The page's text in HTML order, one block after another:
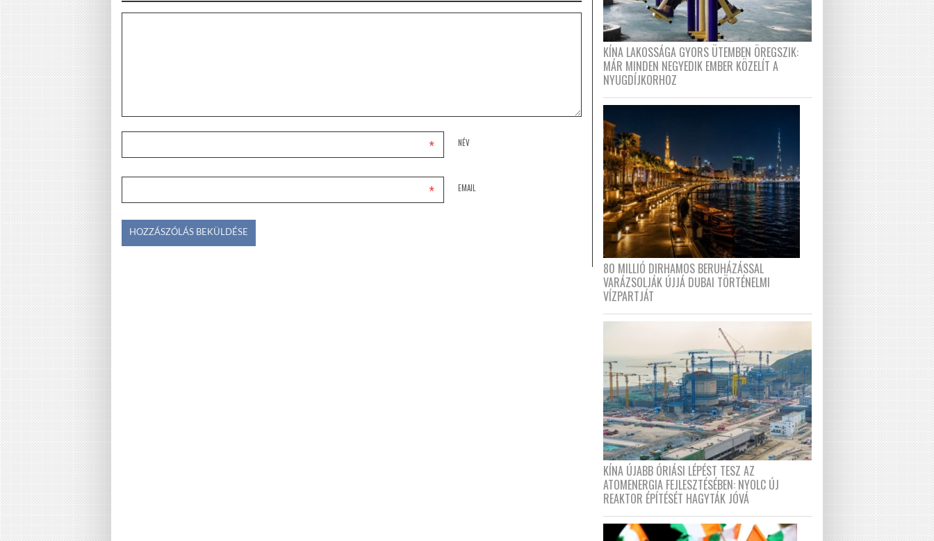
NÉV
*
EMAIL
*
KÍNA LAKOSSÁGA GYORS ÜTEMBEN ÖREGSZIK:
MÁR MINDEN NEGYEDIK EMBER KÖZELÍT A
NYUGDÍJKORHOZ
80 MILLIÓ DIRHAMOS BERUHÁZÁSSAL
VARÁZSOLJÁK ÚJJÁ DUBAI TÖRTÉNELMI
VÍZPARTJÁT
KÍNA ÚJABB ÓRIÁSI LÉPÉST TESZ AZ
ATOMENERGIA FEJLESZTÉSÉBEN: NYOLC ÚJ
REAKTOR ÉPÍTÉSÉT HAGYTÁK JÓVÁ